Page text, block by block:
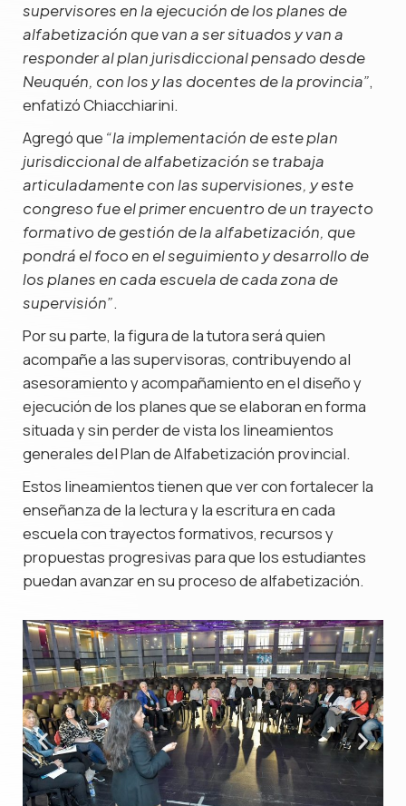
supervisores en la ejecución de los planes de
alfabetización que van a ser situados y van a
responder al plan jurisdiccional pensado desde
Neuquén, con los y las docentes de la provincia”,
enfatizó Chiacchiarini.
Agregó que “la implementación de este plan
jurisdiccional de alfabetización se trabaja
articuladamente con las supervisiones, y este
congreso fue el primer encuentro de un trayecto
formativo de gestión de la alfabetización, que
pondrá el foco en el seguimiento y desarrollo de
los planes en cada escuela de cada zona de
supervisión”.
Por su parte, la figura de la tutora será quien
acompañe a las supervisoras, contribuyendo al
asesoramiento y acompañamiento en el diseño y
ejecución de los planes que se elaboran en forma
situada y sin perder de vista los lineamientos
generales del Plan de Alfabetización provincial.
Estos lineamientos tienen que ver con fortalecer la
enseñanza de la lectura y la escritura en cada
escuela con trayectos formativos, recursos y
propuestas progresivas para que los estudiantes
puedan avanzar en su proceso de alfabetización.